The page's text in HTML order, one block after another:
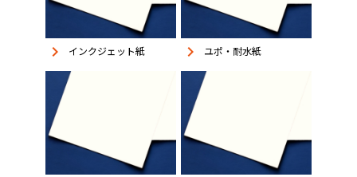
keyboard_arrow_right インクジェット紙 keyboard_arrow_right ユポ・耐水紙